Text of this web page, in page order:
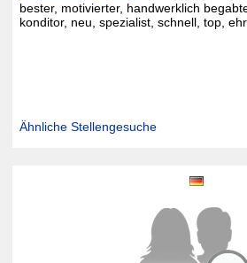
bester, motivierter, handwerklich
konditor, neu, spezialist, schnell, top,
Ähnliche Stellengesuche